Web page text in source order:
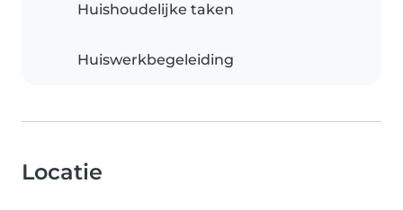
Huishoudelijke taken
Huiswerkbegeleiding
Locatie